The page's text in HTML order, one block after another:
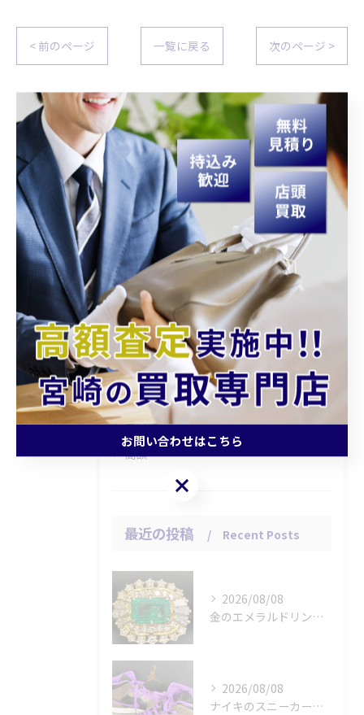
< 前のページ 一覧に戻る 次のページ >
関連タグ
#宮崎 #買取 #生前整理 #遺品整理
カテゴリー Categories
全てのカテゴリー
持ち込み
査定
引越し
片付け
高額
最近の投稿 Recent Posts
2026/08/08
金のエメラルドリングをお買取りさせていただきました。
2026/08/08
ナイキのスニーカー「エアジョーダン １ミッド パロミノ」をお...
お問い合わせはこちら
お問い合わせはこちら